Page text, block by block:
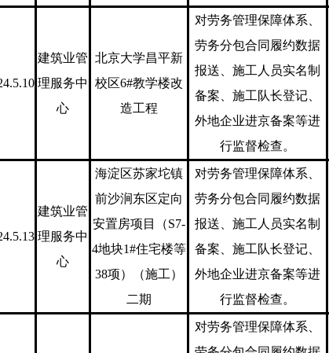
建筑业管
理服务中
心
北京大学昌平新
校区6#教学楼改
造工程
对劳务管理保障体系、
劳务分包合同履约数据
报送、施工人员实名制
备案、施工队长登记、
外地企业进京备案等进
行监督检查。
建筑业管
理服务中
心
海淀区苏家坨镇
前沙涧东区定向
安置房项目（S7-
4地块1#住宅楼等
38项）（施工）
二期
对劳务管理保障体系、
劳务分包合同履约数据
报送、施工人员实名制
备案、施工队长登记、
外地企业进京备案等进
行监督检查。
对劳务管理保障体系、